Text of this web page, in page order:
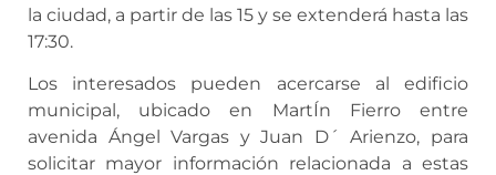
la ciudad, a partir de las 15 y se extenderá hasta las
17:30.
Los interesados pueden acercarse al edificio
municipal, ubicado en MartÍn Fierro entre
avenida Ángel Vargas y Juan D´ Arienzo, para
solicitar mayor información relacionada a estas